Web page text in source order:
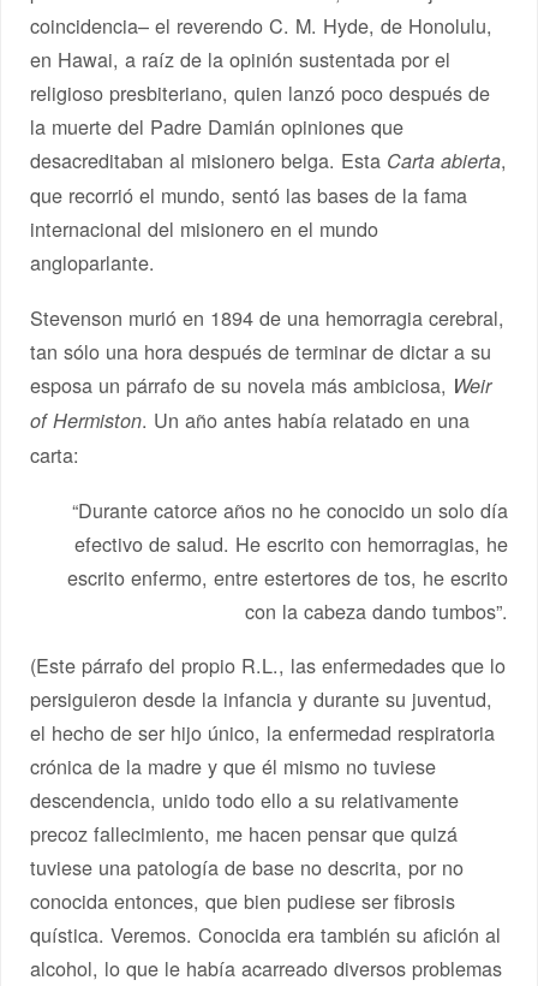
coincidencia– el reverendo C. M. Hyde, de Honolulu,
en Hawai, a raíz de la opinión sustentada por el
religioso presbiteriano, quien lanzó poco después de
la muerte del Padre Damián opiniones que
desacreditaban al misionero belga. Esta Carta abierta,
que recorrió el mundo, sentó las bases de la fama
internacional del misionero en el mundo
angloparlante.
Stevenson murió en 1894 de una hemorragia cerebral,
tan sólo una hora después de terminar de dictar a su
esposa un párrafo de su novela más ambiciosa, Weir
of Hermiston. Un año antes había relatado en una
carta:
“Durante catorce años no he conocido un solo día
efectivo de salud. He escrito con hemorragias, he
escrito enfermo, entre estertores de tos, he escrito
con la cabeza dando tumbos”.
(Este párrafo del propio R.L., las enfermedades que lo
persiguieron desde la infancia y durante su juventud,
el hecho de ser hijo único, la enfermedad respiratoria
crónica de la madre y que él mismo no tuviese
descendencia, unido todo ello a su relativamente
precoz fallecimiento, me hacen pensar que quizá
tuviese una patología de base no descrita, por no
conocida entonces, que bien pudiese ser fibrosis
quística. Veremos. Conocida era también su afición al
alcohol, lo que le había acarreado diversos problemas